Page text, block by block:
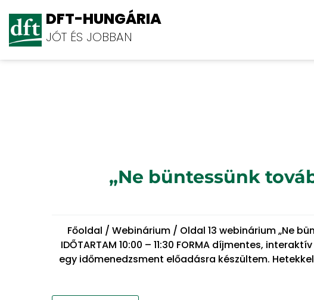
DFT-HUNGÁRIA
JÓT ÉS JOBBAN
„Ne büntessünk
Főoldal / Webinárium / Oldal 13 webinárium „Ne
IDŐTARTAM 10:00 – 11:30 FORMA díjmentes,
egy időmenedzsment előadásra készültem.